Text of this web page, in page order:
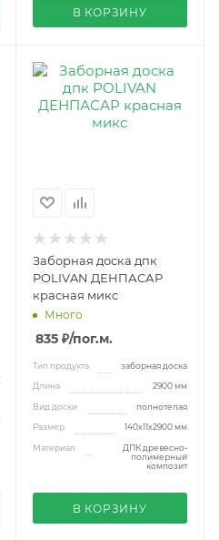
В КОРЗИНУ
Заборная доска дпк
POLIVAN ДЕНПАСАР
красная микс
Много
835 ₽/пог.м.
Тип продукта заборная доска
Длина 2900 мм
Вид доски полнотелая
Размер 140х11х2900 мм
Материал
ДПК древесно-
полимерный
композит
В КОРЗИНУ